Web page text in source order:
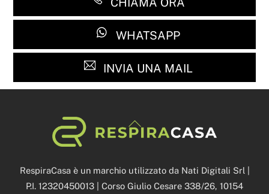
WHATSAPP
INVIA UNA MAIL
Back
To
RespiraCasa è un marchio utilizzato da Nati Digitali Srl |
P.I. 12320450013 | Corso Giulio Cesare 338/26, 10154